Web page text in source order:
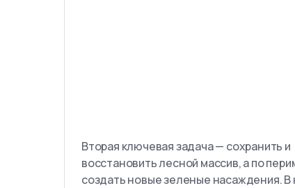
Вторая ключевая задача — сохранить и
восстановить лесной массив, а по
создать новые зеленые насаждения. В